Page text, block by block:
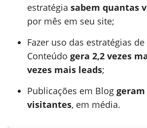
estratégia sabem quantas
por mês em seu site;
Fazer uso das estratégias
Conteúdo gera 2,2 vezes
vezes mais leads;
Publicações em Blog geram
visitantes, em média.